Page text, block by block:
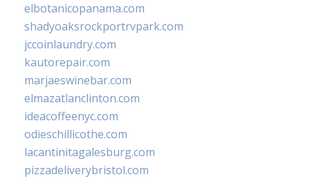
elbotanicopanama.com
shadyoaksrockportrvpark.com
jccoinlaundry.com
kautorepair.com
marjaeswinebar.com
elmazatlanclinton.com
ideacoffeenyc.com
odieschillicothe.com
lacantinitagalesburg.com
pizzadeliverybristol.com